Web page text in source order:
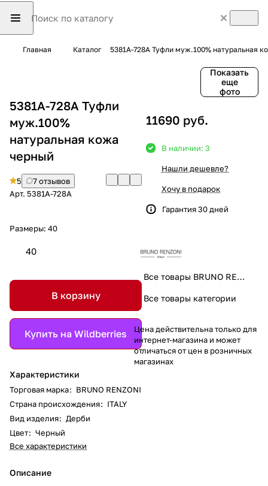
Главная Каталог 5381A-728A Туфли муж.100% натуральная
Показать
еще
фото
5381A-728A Туфли
муж.100%
натуральная кожа
черный
5
7 отзывов
Арт. 5381A-728A
Размеры: 40
40
В корзину
Купить на Wildberries
Характеристики
Торговая марка: BRUNO RENZONI
Страна происхождения: ITALY
Вид изделия: Дерби
Цвет: Черный
Все характеристики
Описание
11690 руб.
В наличии: 3
Нашли дешевле?
Хочу в подарок
Гарантия 30 дней
Все товары BRUNO RENZONI
Все товары категории
Цена действительна только для
интернет-магазина и может
отличаться от цен в розничных
магазинах